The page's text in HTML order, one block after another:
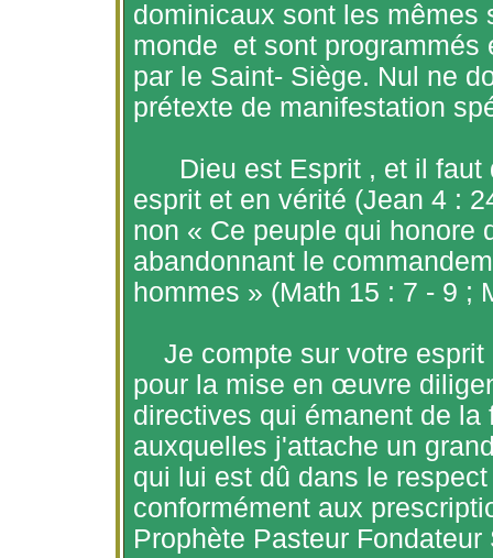
dominicaux sont les mêmes
monde et sont programmés
par le Saint- Siège. Nul ne
prétexte de manifestation
Dieu est Esprit , et il faut
esprit et en vérité (Jean 4 :
non « Ce peuple qui honore
abandonnant le
hommes » (Math 15 : 7 - 9 ;
Je compte sur votre
pour la mise en œuvre
directives qui émanent de
auxquelles j'attache un
qui lui est dû dans le
conformément aux
Prophète Pasteur Fondateur